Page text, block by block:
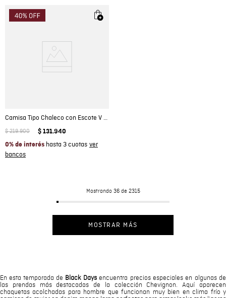
Camisa Tipo Chaleco con Escote V en Denim para Mujer
$ 219.900 $ 131.940
0% de interés hasta 3 cuotas
Mostrando 36 de 2315
MOSTRAR MÁS
En esta temporada de Black Days encuentra precios especiales en algunas de
las prendas más destacadas de la colección Chevignon. Aquí aparecen
chaquetas acolchadas para hombre que funcionan muy bien en clima frío y